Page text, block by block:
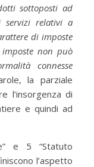
sottoposti ad
servizi relativi a
di imposte
imposte non può
connesse
la parziale
l’insorgenza di
e quindi ad
e 5 “Statuto
l’aspetto